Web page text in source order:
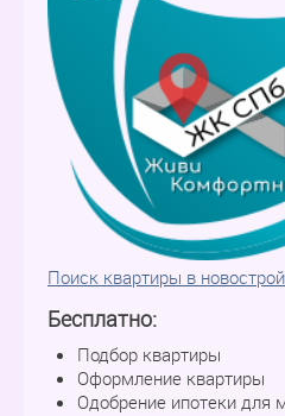
Поиск квартиры в
Бесплатно:
Подбор квартиры
Оформление квартиры
Одобрение ипотеки для